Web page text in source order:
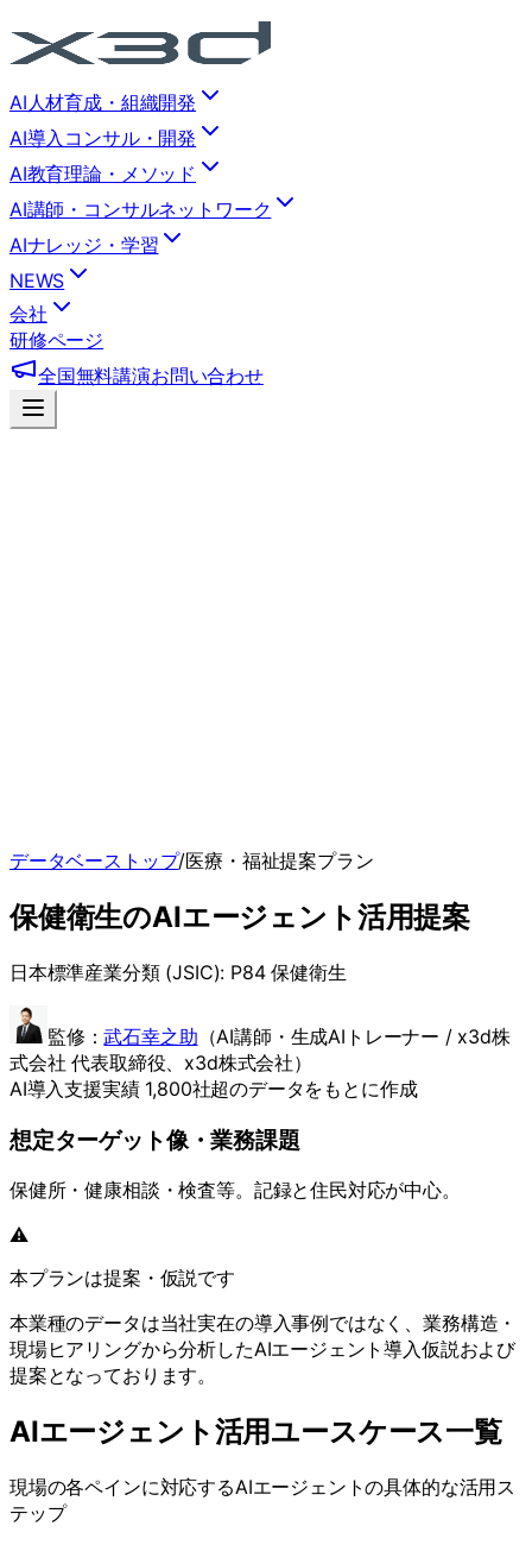
AI人材育成・組織開発
AI導入コンサル・開発
AI教育理論・メソッド
AI講師・コンサルネットワーク
AIナレッジ・学習
NEWS
会社
研修ページ
全国無料講演お問い合わせ
データベーストップ/医療・福祉提案プラン
保健衛生のAIエージェント活用提案
日本標準産業分類 (JSIC): P84 保健衛生
監修：武石幸之助 （AI講師・生成AIトレーナー / x3d株
式会社 代表取締役 、x3d株式会社）
AI導入支援実績 1,800社超のデータをもとに作成
想定ターゲット像・業務課題
保健所・健康相談・検査等。記録と住民対応が中心。
⚠️
本プランは提案・仮説です
本業種のデータは当社実在の導入事例ではなく、業務構造・
現場ヒアリングから分析したAIエージェント導入仮説および
提案となっております。
AIエージェント活用ユースケース一覧
現場の各ペインに対応するAIエージェントの具体的な活用ス
テップ